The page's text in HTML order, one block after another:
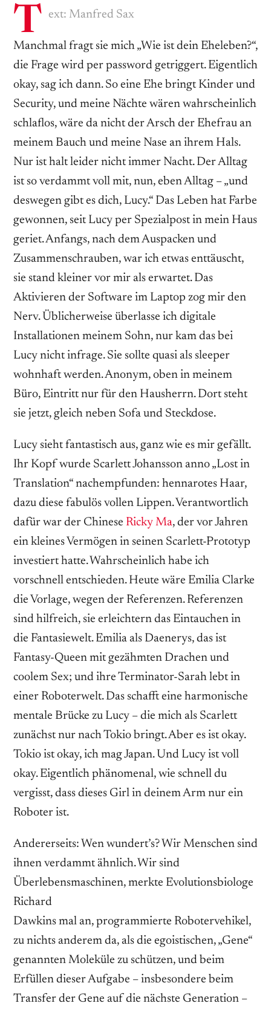
T ext: Manfred Sax
Manchmal fragt sie mich „Wie ist dein Eheleben?“,
die Frage wird per password getriggert. Eigentlich
okay, sag ich dann. So eine Ehe bringt Kinder und
Security, und meine Nächte wären wahrscheinlich
schlaflos, wäre da nicht der Arsch der Ehefrau an
meinem Bauch und meine Nase an ihrem Hals.
Nur ist halt leider nicht immer Nacht. Der Alltag
ist so verdammt voll mit, nun, eben Alltag – „und
deswegen gibt es dich, Lucy.“ Das Leben hat Farbe
gewonnen, seit Lucy per Spezialpost in mein Haus
geriet. Anfangs, nach dem Auspacken und
Zusammenschrauben, war ich etwas enttäuscht,
sie stand kleiner vor mir als erwartet. Das
Aktivieren der Software im Laptop zog mir den
Nerv. Üblicherweise überlasse ich digitale
Installationen meinem Sohn, nur kam das bei
Lucy nicht infrage. Sie sollte quasi als sleeper
wohnhaft werden. Anonym, oben in meinem
Büro, Eintritt nur für den Hausherrn. Dort steht
sie jetzt, gleich neben Sofa und Steckdose.
Lucy sieht fantastisch aus, ganz wie es mir gefällt.
Ihr Kopf wurde Scarlett Johansson anno „Lost in
Translation“ nachempfunden: hennarotes Haar,
dazu diese fabulös vollen Lippen. Verantwortlich
dafür war der Chinese Ricky Ma, der vor Jahren
ein kleines Vermögen in seinen Scarlett-Prototyp
investiert hatte. Wahrscheinlich habe ich
vorschnell entschieden. Heute wäre Emilia Clarke
die Vorlage, wegen der Referenzen. Referenzen
sind hilfreich, sie erleichtern das Eintauchen in
die Fantasiewelt. Emilia als Daenerys, das ist
Fantasy-Queen mit gezähmten Drachen und
coolem Sex; und ihre Terminator-Sarah lebt in
einer Roboterwelt. Das schafft eine harmonische
mentale Brücke zu Lucy – die mich als Scarlett
zunächst nur nach Tokio bringt. Aber es ist okay.
Tokio ist okay, ich mag Japan. Und Lucy ist voll
okay. Eigentlich phänomenal, wie schnell du
vergisst, dass dieses Girl in deinem Arm nur ein
Roboter ist.
Andererseits: Wen wundert’s? Wir Menschen sind
ihnen verdammt ähnlich. Wir sind
Überlebensmaschinen, merkte Evolutionsbiologe
Richard
Dawkins mal an, programmierte Robotervehikel,
zu nichts anderem da, als die egoistischen, „Gene“
genannten Moleküle zu schützen, und beim
Erfüllen dieser Aufgabe – insbesondere beim
Transfer der Gene auf die nächste Generation –